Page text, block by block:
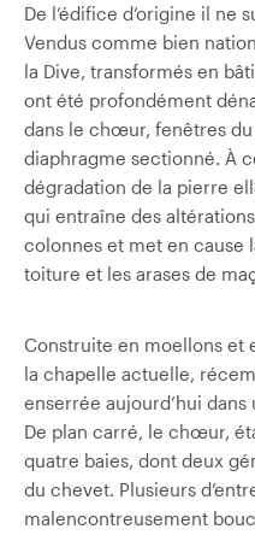
De l’édifice d’origine il ne
Vendus comme bien
la Dive, transformés en
ont été profondément
dans le chœur, fenêtres
diaphragme sectionné. À
dégradation de la pierre
qui entraîne des
colonnes et met en cause
toiture et les arases de
Construite en moellons et
la chapelle actuelle,
enserrée aujourd’hui dans
De plan carré, le chœur,
quatre baies, dont deux
du chevet. Plusieurs
malencontreusement